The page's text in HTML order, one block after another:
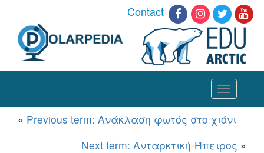
Contact
Toggle
navigation
« Previous term: Ανάκλαση φωτός στο χιόνι
Next term: Ανταρκτική-Ήπειρος »